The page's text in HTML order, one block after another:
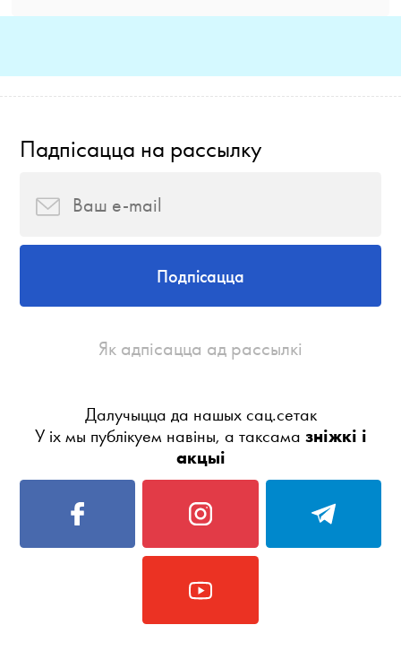
Падпісацца на рассылку
Подпісацца
Як адпісацца ад рассылкі
Далучыцца да нашых сац.сетак
У іх мы публікуем навіны, а таксама зніжкі і
акцыі